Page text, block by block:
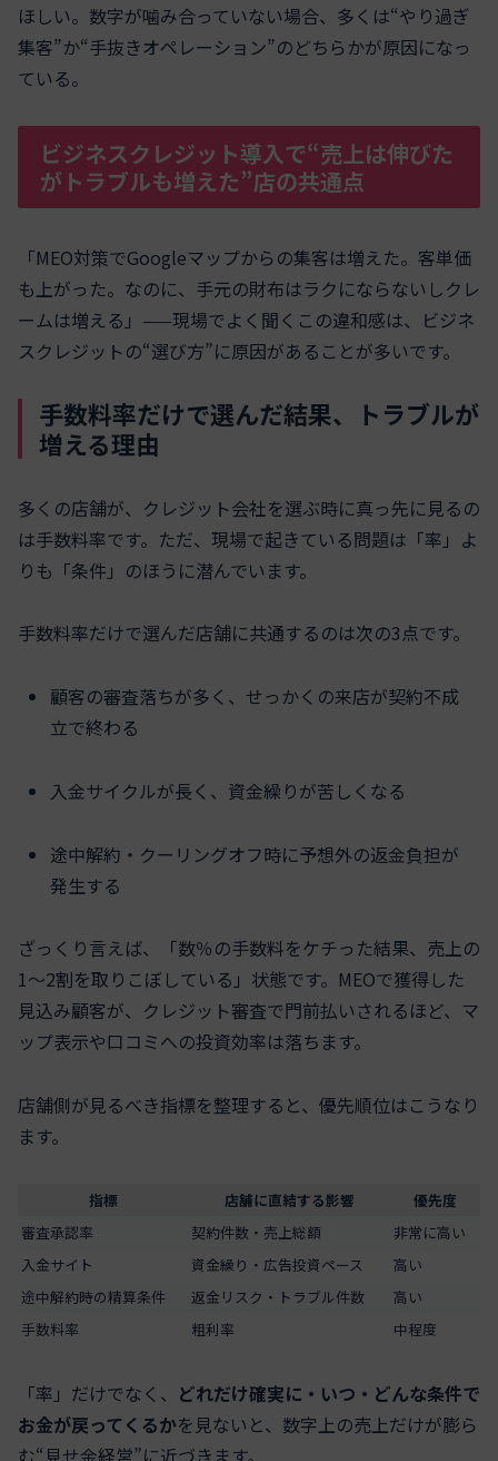
ほしい。数字が噛み合っていない場合、多くは“やり過ぎ
集客”か“手抜きオペレーション”のどちらかが原因になっ
ている。
ビジネスクレジット導入で“売上は伸びた
がトラブルも増えた”店の共通点
「MEO対策でGoogleマップからの集客は増えた。客単価
も上がった。なのに、手元の財布はラクにならないしクレ
ームは増える」——現場でよく聞くこの違和感は、ビジネ
スクレジットの“選び方”に原因があることが多いです。
手数料率だけで選んだ結果、トラブルが
増える理由
多くの店舗が、クレジット会社を選ぶ時に真っ先に見るの
は手数料率です。ただ、現場で起きている問題は「率」よ
りも「条件」のほうに潜んでいます。
手数料率だけで選んだ店舗に共通するのは次の3点です。
顧客の審査落ちが多く、せっかくの来店が契約不成
立で終わる
入金サイクルが長く、資金繰りが苦しくなる
途中解約・クーリングオフ時に予想外の返金負担が
発生する
ざっくり言えば、「数％の手数料をケチった結果、売上の
1〜2割を取りこぼしている」状態です。MEOで獲得した
見込み顧客が、クレジット審査で門前払いされるほど、マ
ップ表示や口コミへの投資効率は落ちます。
店舗側が見るべき指標を整理すると、優先順位はこうなり
ます。
指標 店舗に直結する影響
優先度
審査承認率
契約件数・売上総額
非常に高い
入金サイト
資金繰り・広告投資ペース
高い
途中解約時の精算条件
返金リスク・トラブル件数
高い
手数料率
粗利率 中程度
「率」だけでなく、 どれだけ確実に・いつ・どんな条件で
お金が戻ってくるかを見ないと、数字上の売上だけが膨ら
む“見せ金経営”に近づきます。